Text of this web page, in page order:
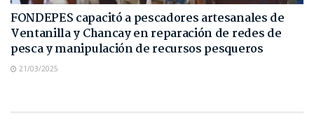
FONDEPES capacitó a pescadores artesanales de
Ventanilla y Chancay en reparación de redes de
pesca y manipulación de recursos pesqueros
21/03/2025